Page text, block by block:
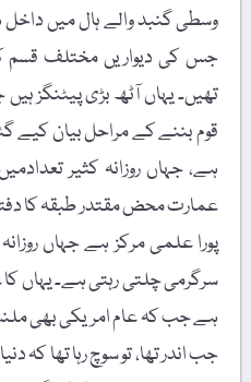
وسطی گنبد والے ہال میں داخل
جس کی دیواریں مختلف قسم
تھیں۔ یہاں آٹھ بڑی پیٹنگز
قوم بننے کے مراحل بیان کیے
ہے، جہاں روزانہ کثیر
عمارت محض مقتدر طبقہ کا دفتر
پورا علمی مرکز ہے جہاں
سرگرمی چلتی رہتی ہے۔ یہاں
ہے جب کہ عام امریکی بھی
جب اندر تھا، تو سوچ رہا تھا کہ